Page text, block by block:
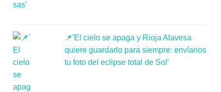
📌'El cielo se apaga y Rioja Alavesa
quiere guardarlo para siempre: envíanos
tu foto del eclipse total de Sol'